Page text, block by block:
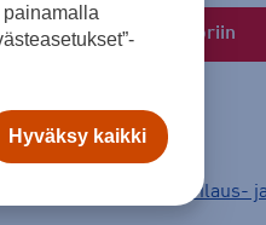
Lisää ostoskoriin
Tilaus-
Hyväksy kaikki